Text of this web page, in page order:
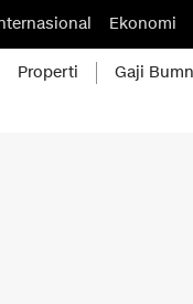
Ekonomi
Properti Gaji Bumn